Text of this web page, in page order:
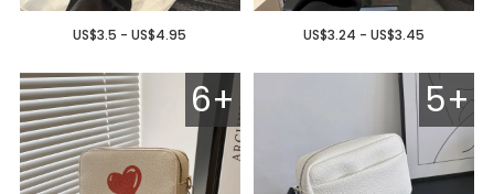
US$3.24 - US$3.45
US$3.5 - US$4.95
5+
6+